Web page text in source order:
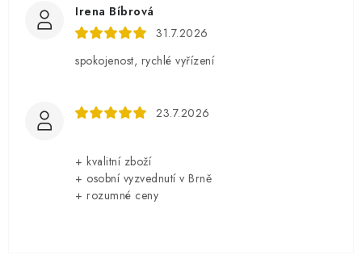
Irena Bíbrová
31.7.2026
spokojenost, rychlé vyřízení
23.7.2026
+ kvalitní zboží
+ osobní vyzvednutí v Brně
+ rozumné ceny